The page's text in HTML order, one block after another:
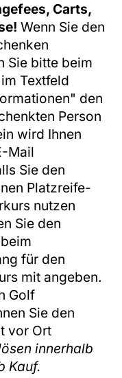
Carts,
Wenn Sie den
Sie bitte beim
Textfeld
den
Person
wird Ihnen
Mail
Sie den
Platzreife-
nutzen
Sie den
für den
mit angeben.
Golf
Sie den
vor Ort
innerhalb
Kauf.